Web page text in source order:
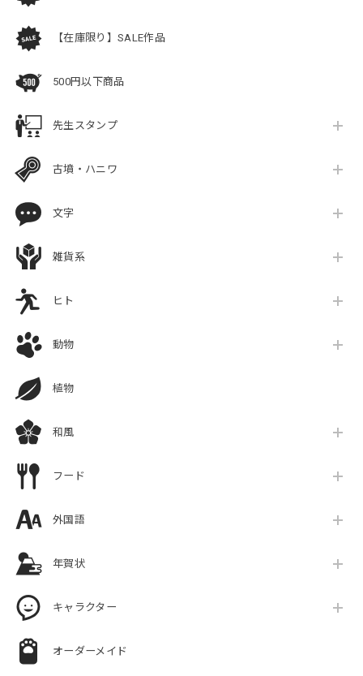
【在庫限り】SALE作品
500円以下商品
先生スタンプ
古墳・ハニワ
文字
雑貨系
ヒト
動物
植物
和風
フード
外国語
年賀状
キャラクター
オーダーメイド